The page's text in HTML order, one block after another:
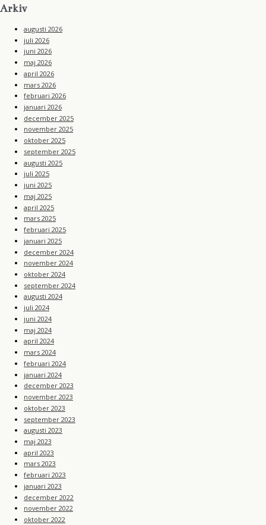
Arkiv
augusti 2026
juli 2026
juni 2026
maj 2026
april 2026
mars 2026
februari 2026
januari 2026
december 2025
november 2025
oktober 2025
september 2025
augusti 2025
juli 2025
juni 2025
maj 2025
april 2025
mars 2025
februari 2025
januari 2025
december 2024
november 2024
oktober 2024
september 2024
augusti 2024
juli 2024
juni 2024
maj 2024
april 2024
mars 2024
februari 2024
januari 2024
december 2023
november 2023
oktober 2023
september 2023
augusti 2023
maj 2023
april 2023
mars 2023
februari 2023
januari 2023
december 2022
november 2022
oktober 2022